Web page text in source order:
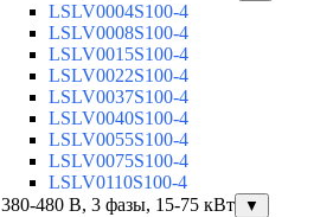
LSLV0004S100-4
LSLV0008S100-4
LSLV0015S100-4
LSLV0022S100-4
LSLV0037S100-4
LSLV0040S100-4
LSLV0055S100-4
LSLV0075S100-4
LSLV0110S100-4
380-480 В, 3 фазы, 15-75 кВт
▼